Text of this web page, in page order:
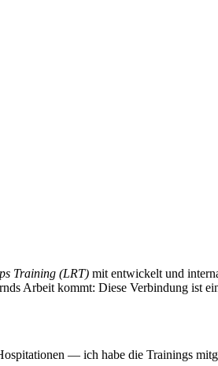
Training (LRT) mit entwickelt und
Arbeit kommt: Diese Verbindung ist
— ich habe die Trainings